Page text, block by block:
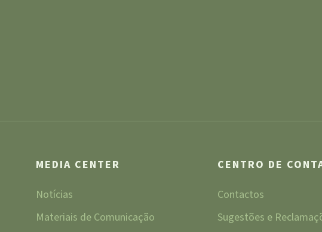
MEDIA CENTER
Notícias
Materiais de Comunicação
CENTRO DE
Contactos
Sugestões e